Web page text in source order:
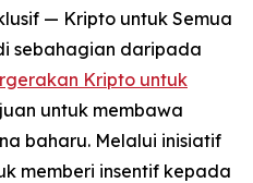
— Kripto untuk Semua
sebahagian daripada
Kripto untuk
untuk membawa
baharu. Melalui inisiatif
memberi insentif kepada